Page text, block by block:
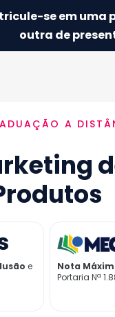
se em uma
outra de
MEC
A
e
Nota
Portaria Nª